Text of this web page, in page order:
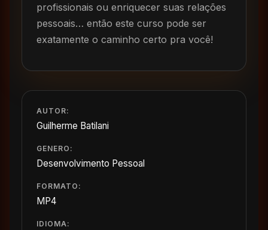
profissionais ou enriquecer suas relações
pessoais… então este curso pode ser
exatamente o caminho certo pra você!
AUTOR:
Guilherme Batilani
GENERO:
Desenvolvimento Pessoal
FORMATO:
MP4
IDIOMA: